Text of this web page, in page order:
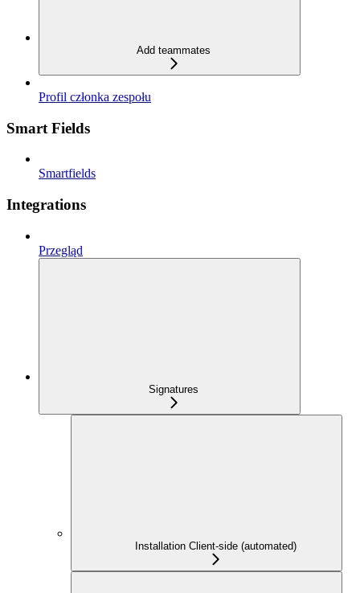
Add teammates
Profil członka zespołu
Smart Fields
Smartfields
Integrations
Przegląd
Signatures
Installation Client-side (automated)